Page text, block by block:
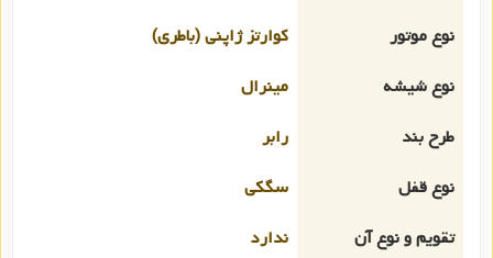
نوع موتور
کوارتز ژاپنی (باطری)
نوع شیشه
مینرال
طرح بند
رابر
نوع قفل
سگکی
تقویم و نوع آن
ندارد